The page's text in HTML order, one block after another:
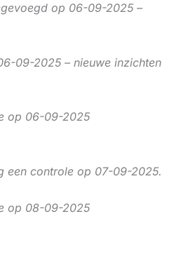
op 06-09-2025 –
09-2025 – nieuwe inzichten
op 06-09-2025
een controle op 07-09-2025.
op 08-09-2025